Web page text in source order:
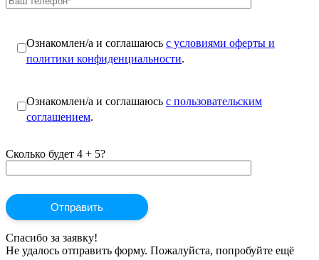
Ознакомлен/а и соглашаюсь с условиями оферты и
политики конфиденциальности.
Ознакомлен/а и соглашаюсь с пользовательским
соглашением.
Сколько будет 4 + 5?
Спасибо за заявку!
Не удалось отправить форму. Пожалуйста, попробуйте ещё